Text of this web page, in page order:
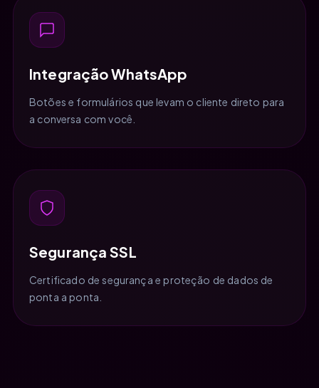
Integração WhatsApp
Botões e formulários que levam o cliente direto para
a conversa com você.
Segurança SSL
Certificado de segurança e proteção de dados de
ponta a ponta.